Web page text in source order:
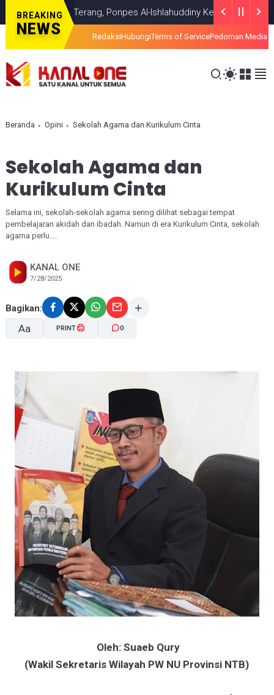
BREAKING
NEWS
Titik Terang, Ponpes Al-Ishlahuddiny Keluarkan Maklumlat
RedaksiHubungiTerms of ServicePedoman Media
Beranda Opini Sekolah Agama dan Kurikulum Cinta
Sekolah Agama dan
Kurikulum Cinta
Selama ini, sekolah-sekolah agama sering dilihat sebagai tempat
pembelajaran akidah dan ibadah. Namun di era Kurikulum Cinta, sekolah
agama perlu....
KANAL ONE
7/28/2025
Bagikan:
Aa PRINT 0
Oleh: Suaeb Qury
(Wakil Sekretaris Wilayah PW NU Provinsi NTB)